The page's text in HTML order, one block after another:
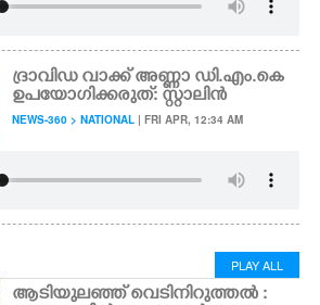
ദ്രാവിഡ വാക്ക് അണ്ണാ ഡി.എം.കെ
ഉപയോഗിക്കരുത്: സ്റ്റാലിൻ
NEWS-360 > NATIONAL | FRI APR, 12:34 AM
PLAY ALL
ആടിയുലഞ്ഞ് വെടിനിറുത്തൽ :